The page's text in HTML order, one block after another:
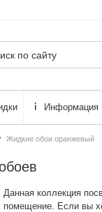
Информация
Жидкие обои оранжевый
Данная коллекция
помещение. Если вы